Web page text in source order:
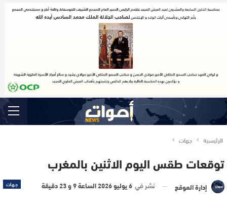
الرئيسية جهات
توقعات طقس اليوم الاثنين بالمغرب
جهات إدارة الموقع نشر في 6 يوليو 2026 الساعة 9 و 23 دقيقة